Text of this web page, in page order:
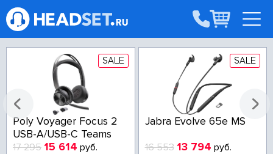
SALE
Poly Voyager Focus 2
USB-A/USB-C Teams
17 295 15 614 руб.
SALE
Jabra Evolve 65e MS
16 553 13 794 руб.